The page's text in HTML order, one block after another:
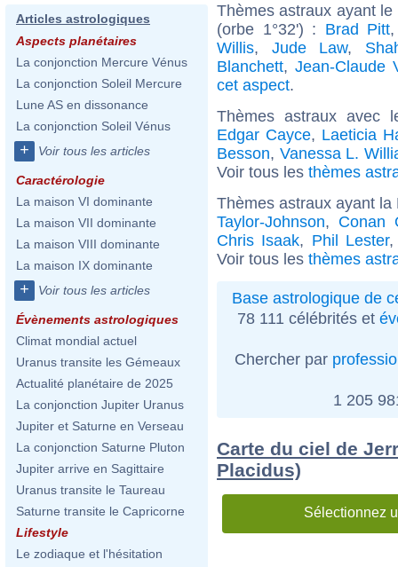
Articles astrologiques
Aspects planétaires
La conjonction Mercure Vénus
La conjonction Soleil Mercure
Lune AS en dissonance
La conjonction Soleil Vénus
+ Voir tous les articles
Caractérologie
La maison VI dominante
La maison VII dominante
La maison VIII dominante
La maison IX dominante
+ Voir tous les articles
Évènements astrologiques
Climat mondial actuel
Uranus transite les Gémeaux
Actualité planétaire de 2025
La conjonction Jupiter Uranus
Jupiter et Saturne en Verseau
La conjonction Saturne Pluton
Jupiter arrive en Sagittaire
Uranus transite le Taureau
Saturne transite le Capricorne
Lifestyle
Le zodiaque et l'hésitation
Thèmes astraux ayant
(orbe 1°32') : Brad Pitt
Willis, Jude Law,
Blanchett, Jean-Claude
cet aspect.
Thèmes astraux avec
Edgar Cayce, Laeticia
Besson, Vanessa L.
Voir tous les thèmes
Thèmes astraux ayant
Taylor-Johnson, Conan
Chris Isaak, Phil Lester
Voir tous les thèmes
Base astrologique de
78 111 célébrités et
Chercher par
1 205
Carte du ciel de
Placidus)
Sélectionnez